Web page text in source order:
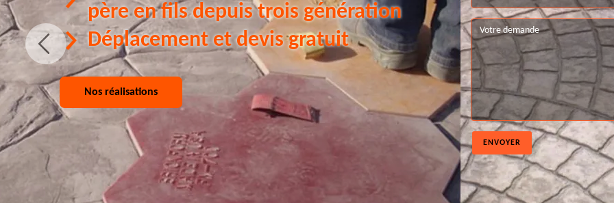
père en fils depuis trois génération
Déplacement et devis gratuit
Nos réalisations